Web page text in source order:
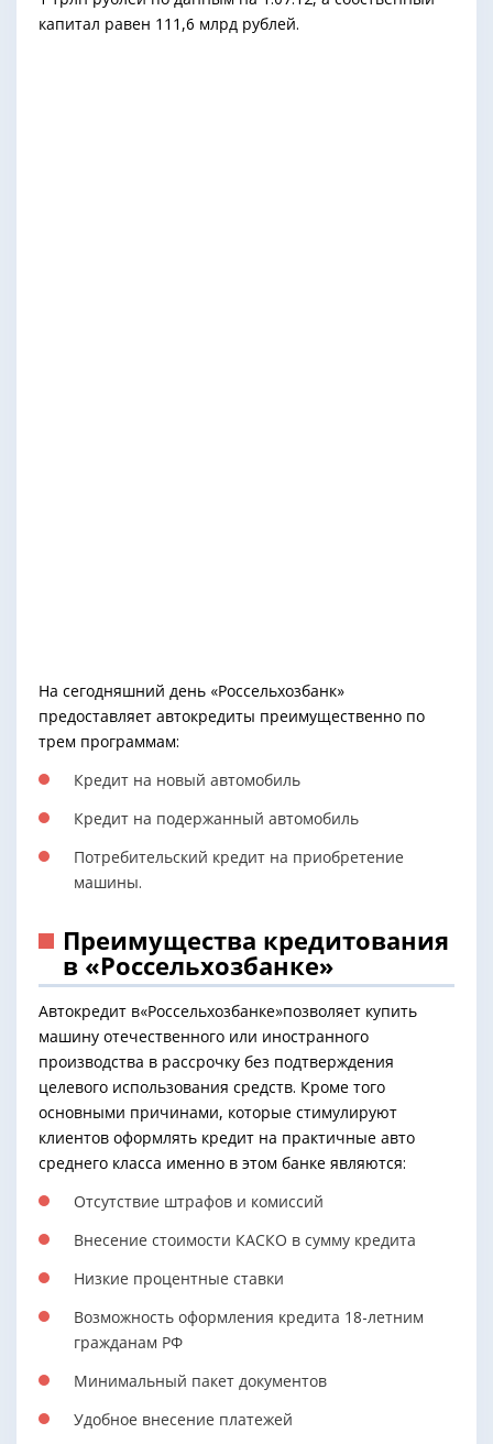
капитал равен 111,6 млрд рублей.
На сегодняшний день «Россельхозбанк»
предоставляет автокредиты преимущественно по
трем программам:
Кредит на новый автомобиль
Кредит на подержанный автомобиль
Потребительский кредит на приобретение
машины.
Преимущества кредитования
в «Россельхозбанке»
Автокредит в«Россельхозбанке»позволяет купить
машину отечественного или иностранного
производства в рассрочку без подтверждения
целевого использования средств. Кроме того
основными причинами, которые стимулируют
клиентов оформлять кредит на практичные авто
среднего класса именно в этом банке являются:
Отсутствие штрафов и комиссий
Внесение стоимости КАСКО в сумму кредита
Низкие процентные ставки
Возможность оформления кредита 18-летним
гражданам РФ
Минимальный пакет документов
Удобное внесение платежей